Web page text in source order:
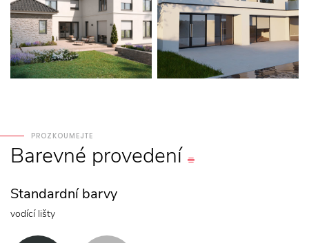
PROZKOUMEJTE
Barevné provedení
Standardní barvy
vodící lišty